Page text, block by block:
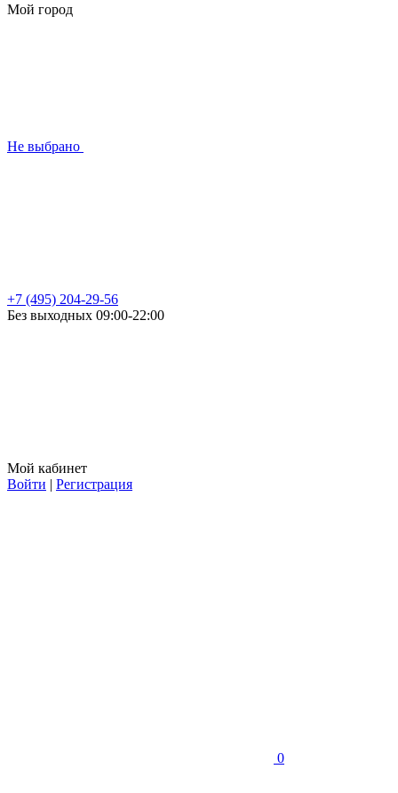
Мой город
Не выбрано
+7 (495) 204-29-56
Без выходных 09:00-22:00
Мой кабинет
Войти | Регистрация
0